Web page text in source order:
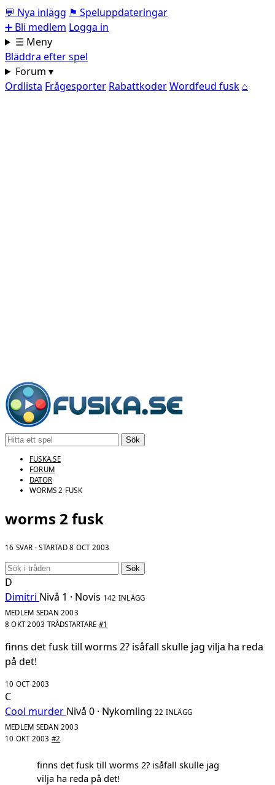
💬 Nya inlägg ⚑ Speluppdateringar
➕ Bli medlem Logga in
☰ Meny
Bläddra efter spel
Forum ▾
Ordlista Frågesporter RabattkoderWordfeud fusk ⌂
Sök
FUSKA.SE
FORUM
DATOR
WORMS 2 FUSK
worms 2 fusk
16 SVAR · STARTAD8 OCT 2003
Sök
D
Dimitri Nivå 1 · Novis 142 INLÄGG
MEDLEM SEDAN 2003
8 OKT 2003 TRÅDSTARTARE #1
finns det fusk till worms 2? isåfall skulle jag vilja ha reda
på det!
10 OCT 2003
C
Cool murder Nivå 0 · Nykomling 22 INLÄGG
MEDLEM SEDAN 2003
10 OKT 2003 #2
finns det fusk till worms 2? isåfall skulle jag
vilja ha reda på det!